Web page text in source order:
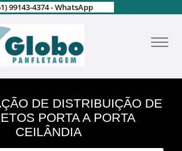
99143-4374 - WhatsApp
DE DISTRIBUIÇÃO DE
PORTA A PORTA
CEILÂNDIA